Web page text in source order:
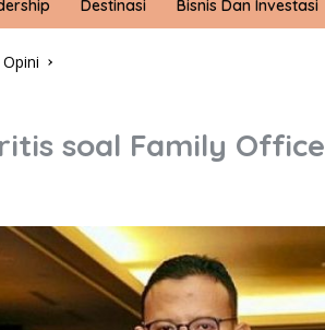
Destinasi Bisnis Dan Investasi
Opini
soal Family Office